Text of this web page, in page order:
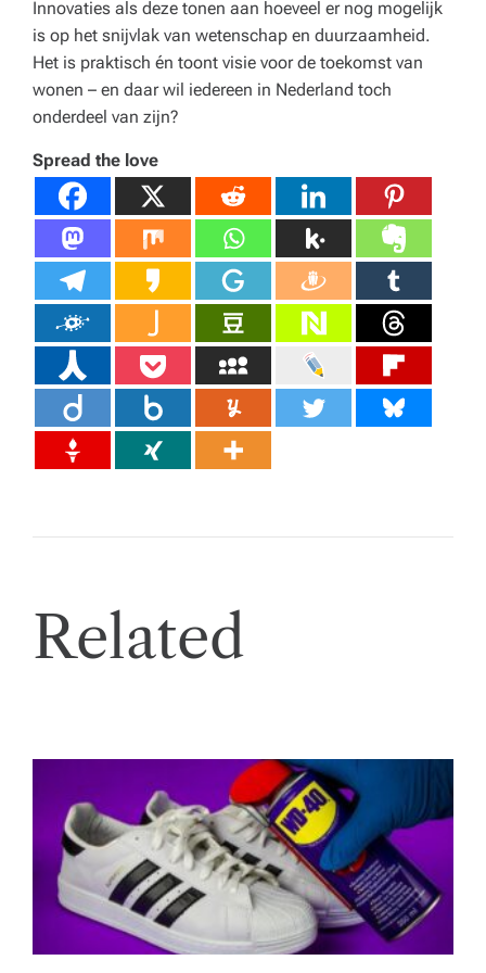
Innovaties als deze tonen aan hoeveel er nog mogelijk
is op het snijvlak van wetenschap en duurzaamheid.
Het is praktisch én toont visie voor de toekomst van
wonen – en daar wil iedereen in Nederland toch
onderdeel van zijn?
Spread the love
Related